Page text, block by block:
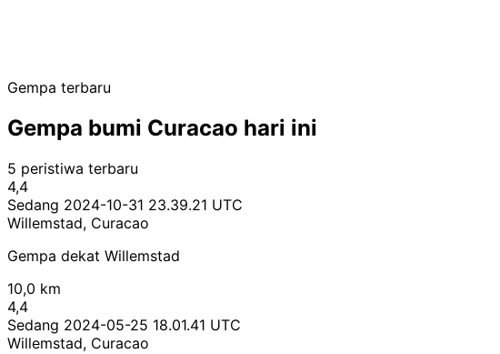
Gempa terbaru
Gempa bumi Curacao hari ini
5 peristiwa terbaru
4,4
Sedang 2024-10-31 23.39.21 UTC
Willemstad, Curacao
Gempa dekat Willemstad
10,0 km
4,4
Sedang 2024-05-25 18.01.41 UTC
Willemstad, Curacao